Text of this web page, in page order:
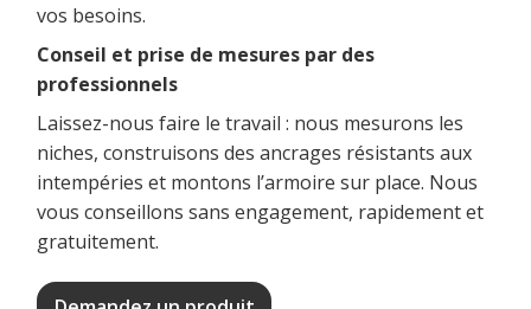
vos besoins.
Conseil et prise de mesures par des
professionnels
Laissez-nous faire le travail : nous mesurons les
niches, construisons des ancrages résistants aux
intempéries et montons l’armoire sur place. Nous
vous conseillons sans engagement, rapidement et
gratuitement.